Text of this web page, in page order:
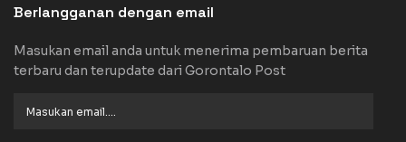
Berlangganan dengan email
Masukan email anda untuk menerima pembaruan berita
terbaru dan terupdate dari Gorontalo Post